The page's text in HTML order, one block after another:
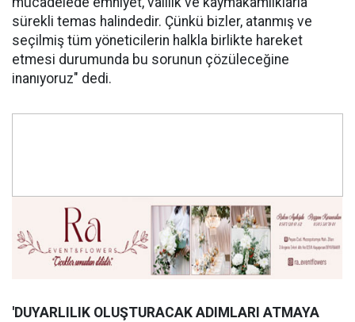
sürekli temas halindedir. Çünkü bizler, atanmış ve
seçilmiş tüm yöneticilerin halkla birlikte hareket
etmesi durumunda bu sorunun çözüleceğine
inanıyoruz" dedi.
'DUYARLILIK OLUŞTURACAK ADIMLARI ATMAYA